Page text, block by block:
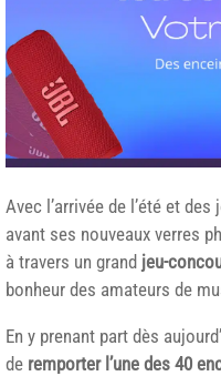
Avec l’arrivée de l’été et
avant ses nouveaux verres
à travers un grand jeu-
bonheur des amateurs de
En y prenant part dès
de remporter l’une des 40